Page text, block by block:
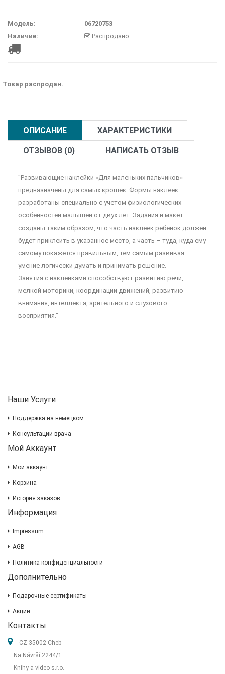
Модель:
06720753
Наличие:
Распродано
Товар распродан.
ОПИСАНИЕ ХАРАКТЕРИСТИКИ
ОТЗЫВОВ (0) НАПИСАТЬ ОТЗЫВ
"Развивающие наклейки «Для маленьких пальчиков»
предназначены для самых крошек. Формы наклеек
разработаны специально с учетом физиологических
особенностей малышей от двух лет. Задания и макет
созданы таким образом, что часть наклеек ребенок должен
будет приклеить в указанное место, а часть – туда, куда ему
самому покажется правильным, тем самым развивая
умение логически думать и принимать решение.
Занятия с наклейками способствуют развитию речи,
мелкой моторики, координации движений, развитию
внимания, интеллекта, зрительного и слухового
восприятия."
Наши Услуги
Поддержка на немецком
Консультации врача
Мой Аккаунт
Мой аккаунт
Корзина
История заказов
Информация
Impressum
AGB
Политика конфиденциальности
Дополнительно
Подарочные сертификаты
Акции
Контакты
CZ-35002 Cheb
Na Návrší 2244/1
Knihy a video s.r.o.